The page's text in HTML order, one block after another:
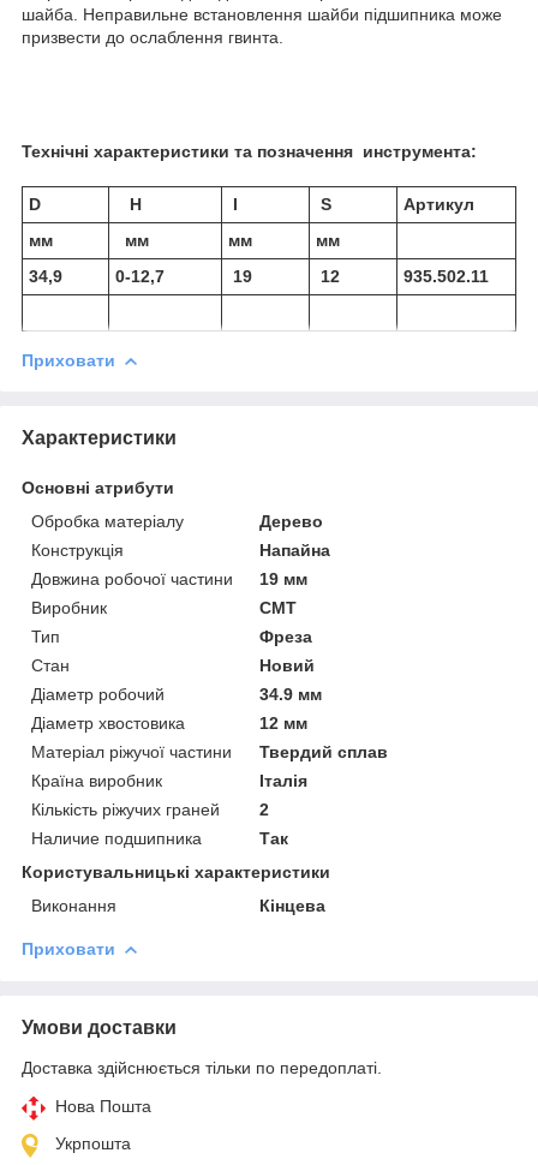
шайба. Неправильне встановлення шайби підшипника може
призвести до ослаблення гвинта.
Технічні характеристики та позначення инструмента:
D Н I S
Артикул
мм
мм мм
мм
34,9
0-12,7 19 12 935.502.11
Приховати
Характеристики
Основні атрибути
Обробка матеріалу
Дерево
Конструкція
Напайна
Довжина робочої частини
19 мм
Виробник
СМТ
Тип
Фреза
Стан
Новий
Діаметр робочий
34.9 мм
Діаметр хвостовика
12 мм
Матеріал ріжучої частини
Твердий сплав
Країна виробник
Італія
Кількість ріжучих граней
2
Наличие подшипника
Так
Користувальницькі характеристики
Виконання
Кінцева
Приховати
Умови доставки
Доставка здійснюється тільки по передоплаті.
Нова Пошта
Укрпошта